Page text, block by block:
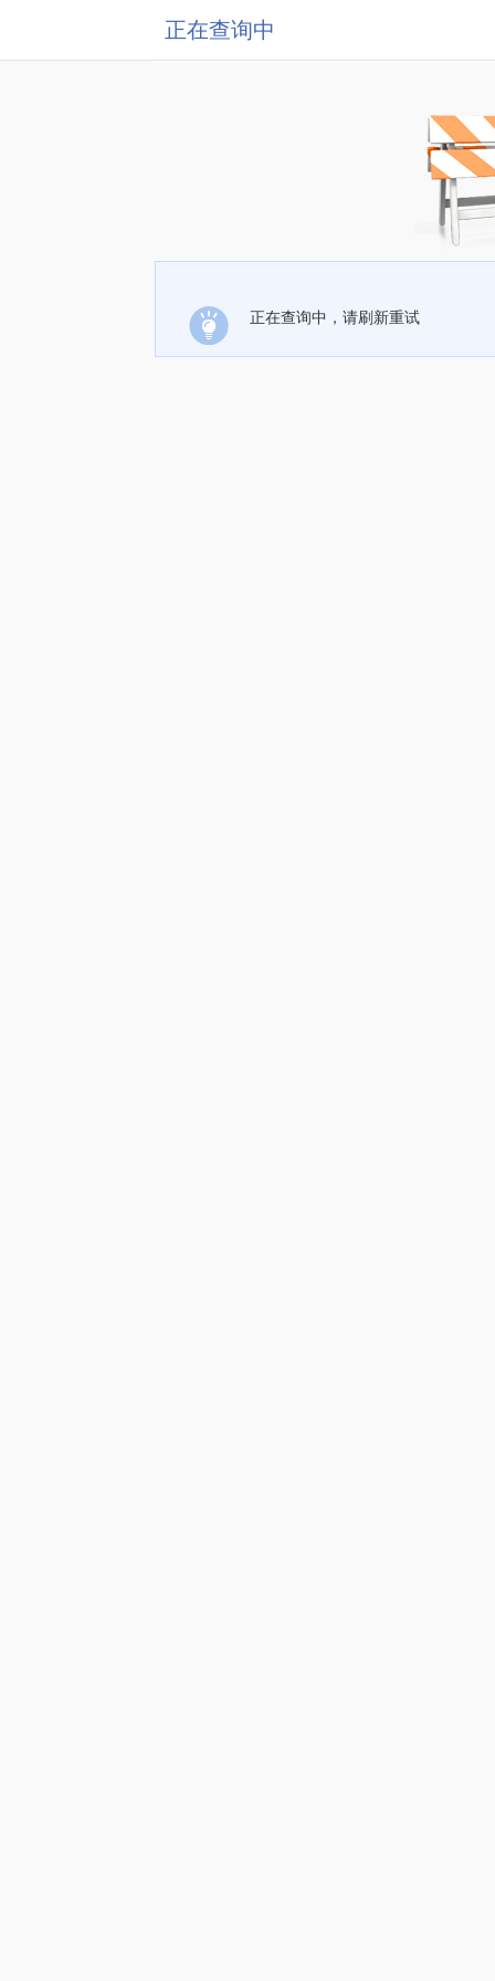
正在查询中
正在查询中，请刷新重试